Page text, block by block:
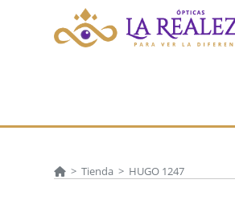
> Tienda > HUGO 1247